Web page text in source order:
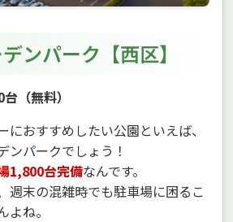
ンパーク【西区】
（無料）
におすすめしたい公園といえば、
ンパークでしょう！
1,800台完備なんです。
週末の混雑時でも駐車場に困るこ
よね。